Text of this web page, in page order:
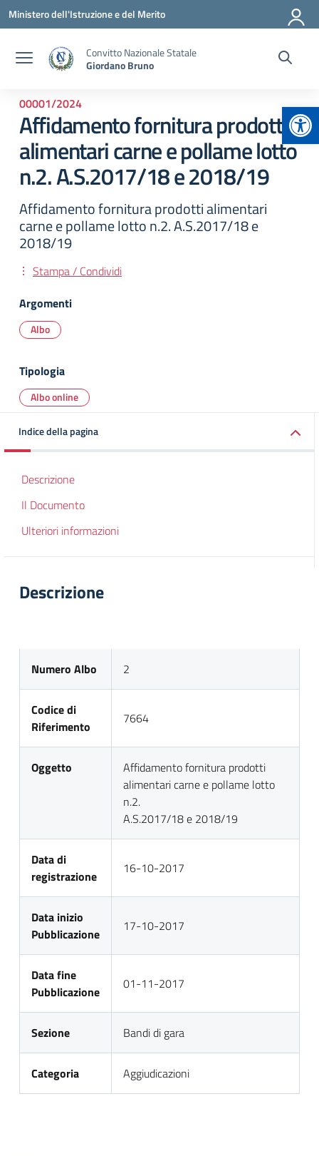
Vai ai contenuti
Vai al menu di navigazione
Vai al footer
Ministero dell'Istruzione e del Merito
Convitto Nazionale Statale
Giordano Bruno
00001/2024
Affidamento fornitura prodotti
alimentari carne e pollame lotto
n.2. A.S.2017/18 e 2018/19
Affidamento fornitura prodotti alimentari
carne e pollame lotto n.2. A.S.2017/18 e
2018/19
Stampa / Condividi
Argomenti
Albo
Tipologia
Albo online
Indice della pagina
Descrizione
Il Documento
Ulteriori informazioni
Descrizione
Numero Albo 2
Codice di
Riferimento
7664
Oggetto
Affidamento fornitura prodotti
alimentari carne e pollame lotto
n.2.
A.S.2017/18 e 2018/19
Data di
registrazione
16-10-2017
Data inizio
Pubblicazione
17-10-2017
Data fine
Pubblicazione
01-11-2017
Sezione Bandi di gara
Categoria Aggiudicazioni